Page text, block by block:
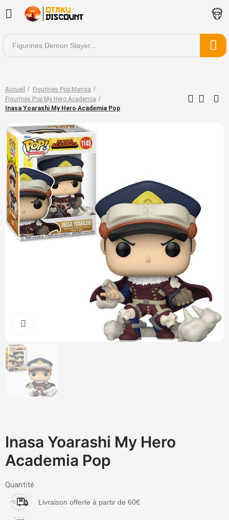
Accueil
Figurines Pop Manga
Figurines Pop My Hero Academia
Inasa Yoarashi My Hero Academia Pop
Inasa Yoarashi My Hero
Academia Pop
Quantité :
Livraison offerte à partir de 60€